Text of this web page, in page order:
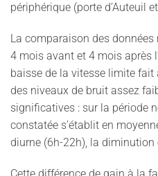
périphérique (porte d’Auteuil
La comparaison des
4 mois avant et 4 mois après
baisse de la vitesse limite
des niveaux de bruit assez
significatives : sur la période
constatée s’établit en
diurne (6h-22h), la diminution